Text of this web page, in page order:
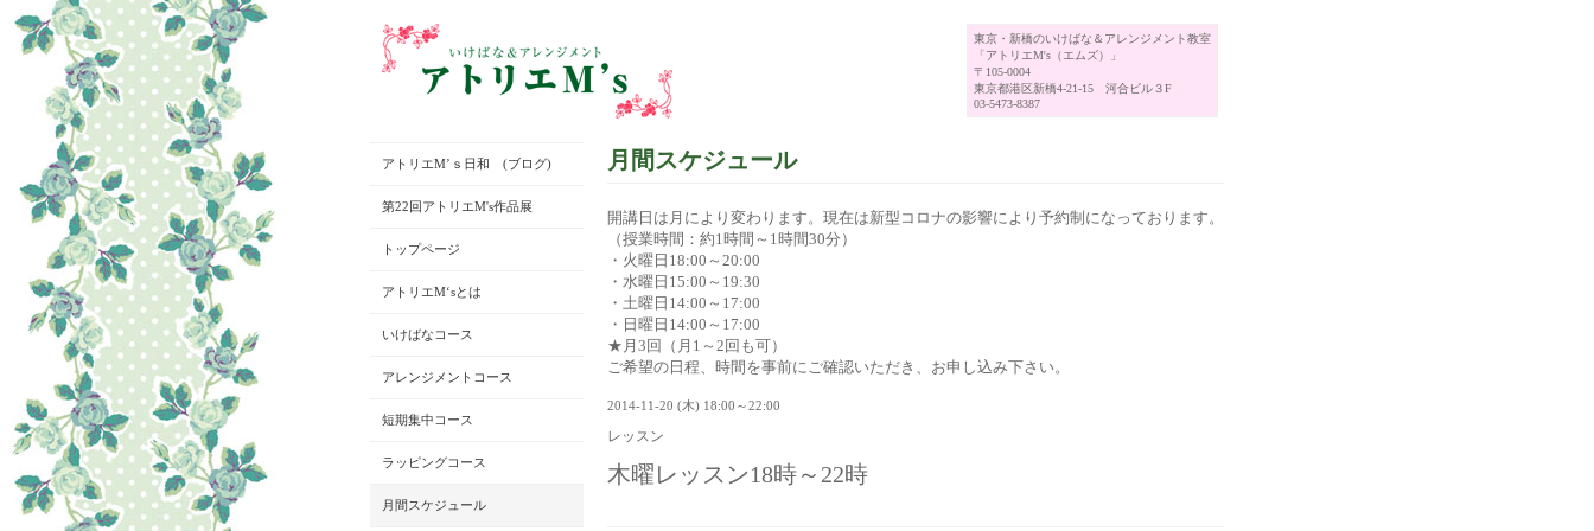
東京・新橋のいけばな＆アレンジメント教室
「アトリエM's（エムズ）」
〒105-0004
東京都港区新橋4-21-15 河合ビル３F
03-5473-8387
月間スケジュール
開講日は月により変わります。現在は新型コロナの影響により予約制になっております。
（授業時間：約1時間～1時間30分）
・火曜日18:00～20:00
・水曜日15:00～19:30
・土曜日14:00～17:00
・日曜日14:00～17:00
★月3回（月1～2回も可）
ご希望の日程、時間を事前にご確認いただき、お申し込み下さい。
2014-11-20 (木) 18:00～22:00
レッスン
木曜レッスン18時～22時
アトリエM’ｓ日和 (ブログ)
第22回アトリエM's作品展
トップページ
アトリエM‘sとは
いけばなコース
アレンジメントコース
短期集中コース
ラッピングコース
月間スケジュール